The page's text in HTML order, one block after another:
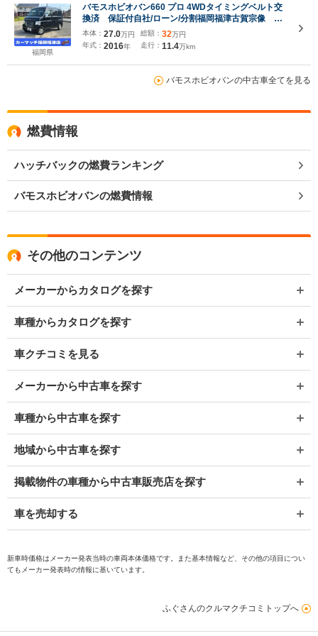
福岡県
バモスホビオバン660 プロ 4WDタイミングベルト交
換済 保証付自社/ローン/分割福岡福津古賀宗像 低
与信/福津ローン離島全県 九州 佐賀 鳥栖 大
分 福岡市 東区 新宮 糟屋 和白 津屋崎 中
古車 中古車販売 中古 黒ナンバー
本体： 27.0万円
年式： 2016年
総額： 32万円
走行： 11.4万km
バモスホビオバンの中古車全てを見る
燃費情報
ハッチバックの燃費ランキング
バモスホビオバンの燃費情報
その他のコンテンツ
メーカーからカタログを探す
車種からカタログを探す
車クチコミを見る
メーカーから中古車を探す
車種から中古車を探す
地域から中古車を探す
掲載物件の車種から中古車販売店を探す
車を売却する
新車時価格はメーカー発表当時の車両本体価格です。また基本情報など、その他の項目につい
てもメーカー発表時の情報に基いています。
ふぐさんのクルマクチコミトップへ